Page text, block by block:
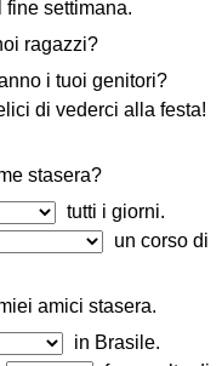
fine settimana.
ragazzi?
i tuoi genitori?
di vederci alla festa!
stasera?
tutti i giorni.
un corso di
amici stasera.
in Brasile.